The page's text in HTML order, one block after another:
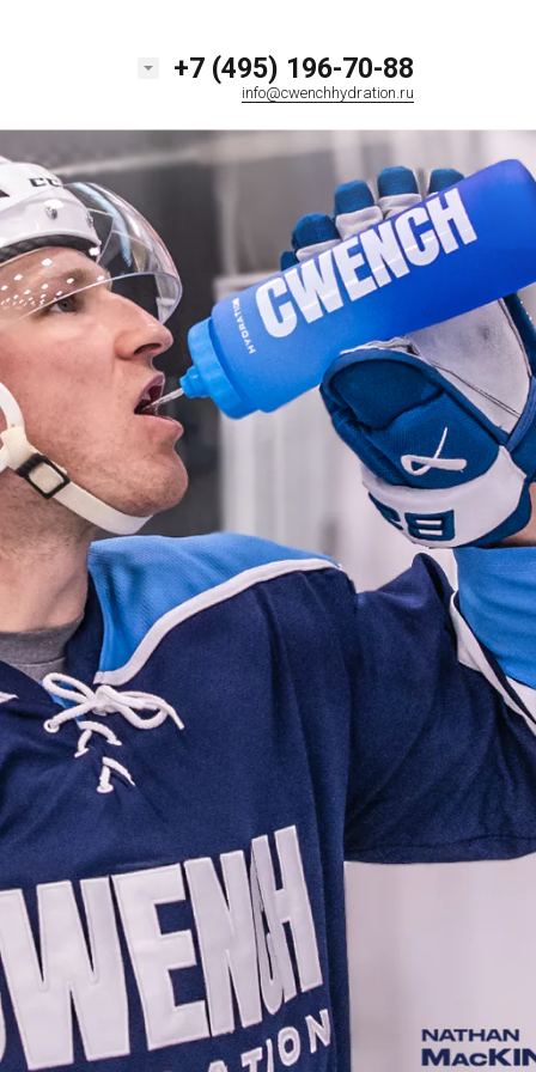
+7 (495) 196-70-88
info@cwenchhydration.ru
ОПТОМ +7 (495) 196-70-88
info@cwenchhydration.ru